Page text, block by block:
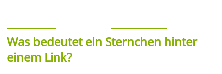
Was bedeutet ein Sternchen hinter
einem Link?